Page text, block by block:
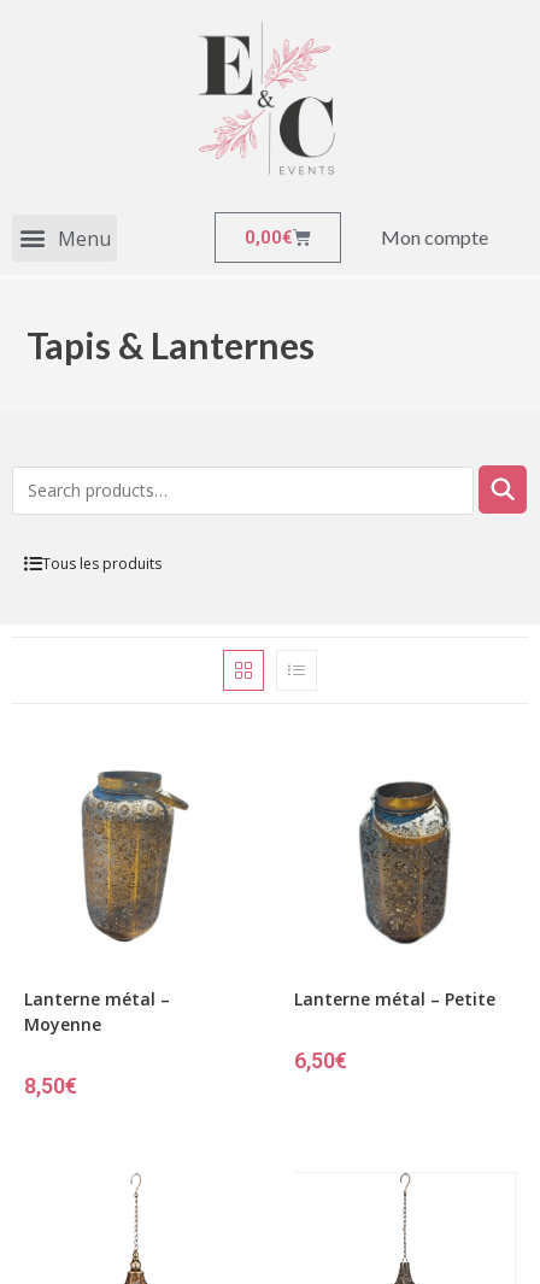
0,00€ Mon compte
Tapis & Lanternes
Tous les produits
Lanterne métal –
Moyenne
8,50€
Lanterne métal – Petite
6,50€